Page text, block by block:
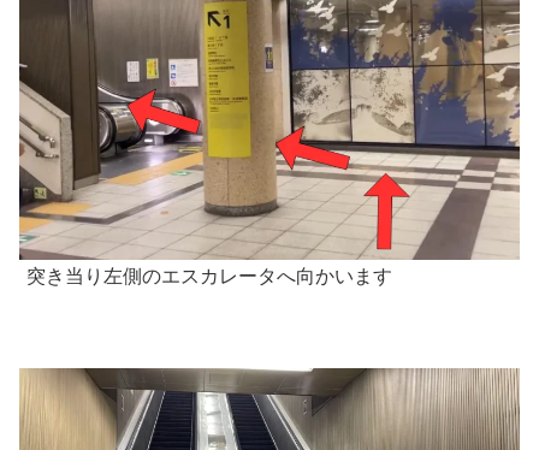
突き当り左側のエスカレータへ向かいます